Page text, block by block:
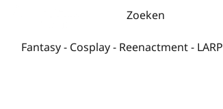
Fantasy - Cosplay - Reenactment - LARP